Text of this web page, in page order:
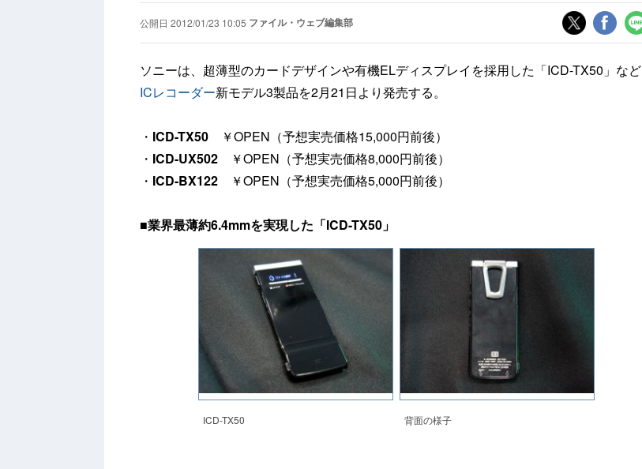
公開日 2012/01/23 10:05 ファイル・ウェブ編集部
ソニーは、超薄型のカードデザインや有機ELディスプレイを採用した「ICD-TX50」など
ICレコーダー新モデル3製品を2月21日より発売する。
・ ICD-TX50 ￥OPEN（予想実売価格15,000円前後）
・ ICD-UX502 ￥OPEN（予想実売価格8,000円前後）
・ ICD-BX122 ￥OPEN（予想実売価格5,000円前後）
■業界最薄約6.4mmを実現した「ICD-TX50」
ICD-TX50 背面の様子